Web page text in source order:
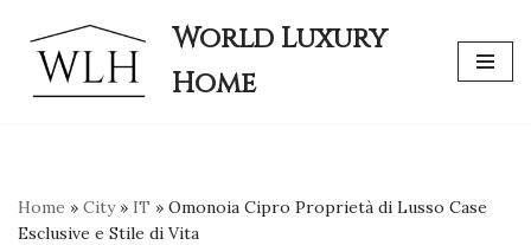
Skip
to
World Luxury
Home
Home » City» IT » Omonoia Cipro Proprietà di Lusso Case
Esclusive e Stile di Vita